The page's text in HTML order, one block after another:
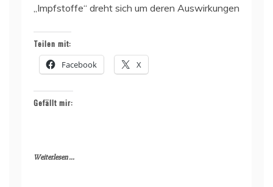
„Impfstoffe“ dreht sich um deren Auswirkungen
Teilen mit:
Facebook X
Gefällt mir:
Weiterlesen ...